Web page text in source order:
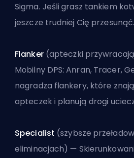
Sigma. Jeśli grasz tankiem
jeszcze trudniej Cię przesunąć.
Flanker(apteczki
Mobilny DPS: Anran, Tracer,
nagradza flankery, które
apteczek i planują drogi
Specialist (szybsze
eliminacjach) —